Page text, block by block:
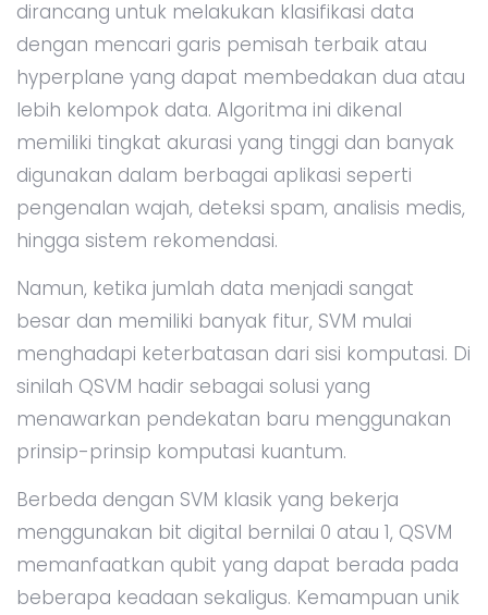
dirancang untuk melakukan klasifikasi data
dengan mencari garis pemisah terbaik atau
hyperplane yang dapat membedakan dua atau
lebih kelompok data. Algoritma ini dikenal
memiliki tingkat akurasi yang tinggi dan banyak
digunakan dalam berbagai aplikasi seperti
pengenalan wajah, deteksi spam, analisis medis,
hingga sistem rekomendasi.
Namun, ketika jumlah data menjadi sangat
besar dan memiliki banyak fitur, SVM mulai
menghadapi keterbatasan dari sisi komputasi. Di
sinilah QSVM hadir sebagai solusi yang
menawarkan pendekatan baru menggunakan
prinsip-prinsip komputasi kuantum.
Berbeda dengan SVM klasik yang bekerja
menggunakan bit digital bernilai 0 atau 1, QSVM
memanfaatkan qubit yang dapat berada pada
beberapa keadaan sekaligus. Kemampuan unik